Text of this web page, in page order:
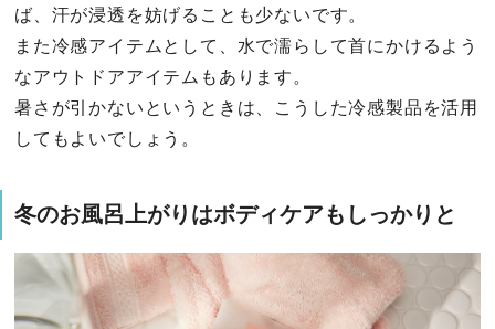
ば、汗が浸透を妨げることも少ないです。
また冷感アイテムとして、水で濡らして首にかけるよう
なアウトドアアイテムもあります。
暑さが引かないというときは、こうした冷感製品を活用
してもよいでしょう。
冬のお風呂上がりはボディケアもしっかりと